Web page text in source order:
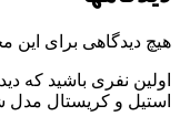
هیچ دیدگاهی برای
اولین نفری باشید که
استیل و کریستال